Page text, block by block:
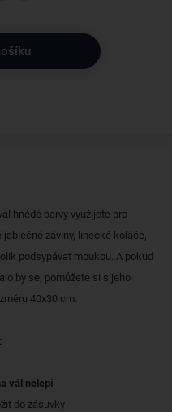
hnědé barvy využijete pro
záviny, linecké koláče,
podsypávat moukou. A pokud
by se, pomůžete si s jeho
40x30 cm.
vál nelepí
do zásuvky